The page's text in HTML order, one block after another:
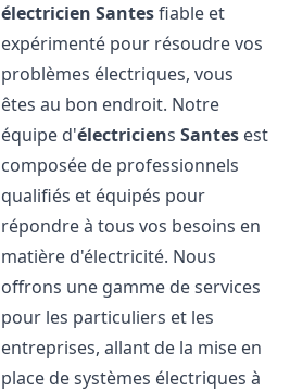
électricien Santesfiable et
expérimenté pour résoudre vos
problèmes électriques, vous
êtes au bon endroit. Notre
équipe d'électriciensSantes est
composée de professionnels
qualifiés et équipés pour
répondre à tous vos besoins en
matière d'électricité. Nous
offrons une gamme de services
pour les particuliers et les
entreprises, allant de la mise en
place de systèmes électriques à